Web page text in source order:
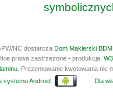
NC dostarcza Dom Maklerski
prawa zastrzeżone • produkcja:
. Prezentowanie kwotowania nie
systemu Android Dla